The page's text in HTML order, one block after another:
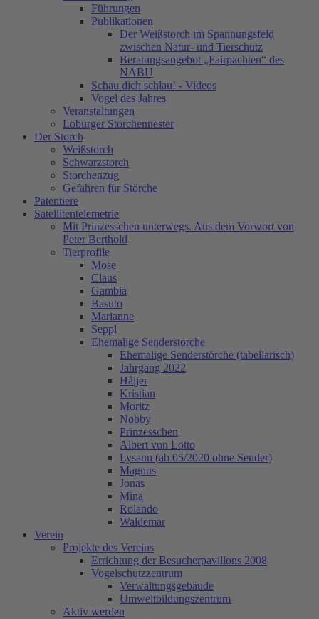
Führungen
Publikationen
Der Weißstorch im Spannungsfeld
zwischen Natur- und Tierschutz
Beratungsangebot „Fairpachten“ des
NABU
Schau dich schlau! - Videos
Vogel des Jahres
Veranstaltungen
Loburger Storchennester
Der Storch
Weißstorch
Schwarzstorch
Storchenzug
Gefahren für Störche
Patentiere
Satellitentelemetrie
Mit Prinzesschen unterwegs. Aus dem Vorwort von
Peter Berthold
Tierprofile
Mose
Claus
Gambia
Basuto
Marianne
Seppl
Ehemalige Senderstörche
Ehemalige Senderstörche (tabellarisch)
Jahrgang 2022
Håljer
Kristian
Moritz
Nobby
Prinzesschen
Albert von Lotto
Lysann (ab 05/2020 ohne Sender)
Magnus
Jonas
Mina
Rolando
Waldemar
Verein
Projekte des Vereins
Errichtung der Besucherpavillons 2008
Vogelschutzzentrum
Verwaltungsgebäude
Umweltbildungszentrum
Aktiv werden